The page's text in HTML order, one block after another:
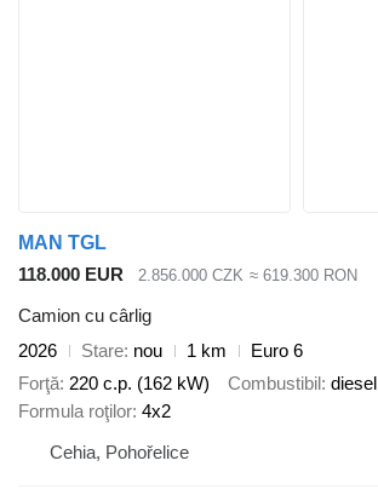
MAN TGL
118.000 EUR
2.856.000 CZK ≈ 619.300 RON
Camion cu cârlig
2026
Stare nou 1 km
Euro 6
Forţă 220 c.p. (162 kW) Combustibil diesel
Formula roţilor 4x2
Cehia, Pohořelice